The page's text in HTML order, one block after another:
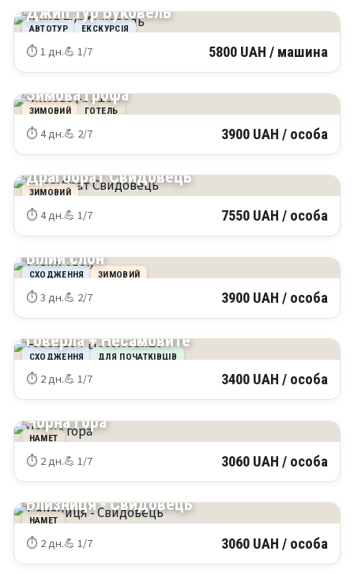
АВТОТУР ЕКСКУРСІЯ
Джип тур Буковель
⏱ 1 дн.💪 1/7 5800 UAH / машина
ЗИМОВИЙ ГОТЕЛЬ
КАРПАТИ
Зимова Грофа
⏱ 4 дн.💪 2/7 3900 UAH / особа
ЗИМОВИЙ
КАРПАТИ
Драгобрат Свидовець
⏱ 4 дн.💪 1/7 7550 UAH / особа
СХОДЖЕННЯ ЗИМОВИЙ
КАРПАТИ
Білий слон
⏱ 3 дн.💪 2/7 3900 UAH / особа
СХОДЖЕННЯ ДЛЯ ПОЧАТКІВЦІВ
КАРПАТИ
Говерла + Несамовите
⏱ 2 дн.💪 1/7 3400 UAH / особа
НАМЕТ
КАРПАТИ
Чорна гора
⏱ 2 дн.💪 1/7 3060 UAH / особа
НАМЕТ
КАРПАТИ
Близниця - Свидовець
⏱ 2 дн.💪 1/7 3060 UAH / особа
КАРПАТИ